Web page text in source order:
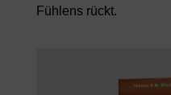
Fühlens rückt.